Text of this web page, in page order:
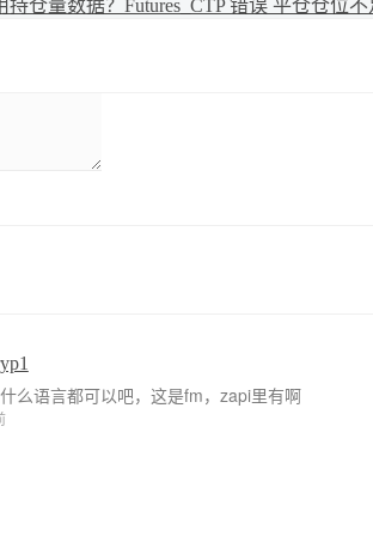
仓量数据？ Futures_CTP 错误 平仓仓位不
么语言都可以吧，这是fm，zapi里有啊